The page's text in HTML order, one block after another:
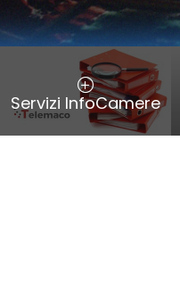
Servizi InfoCamere